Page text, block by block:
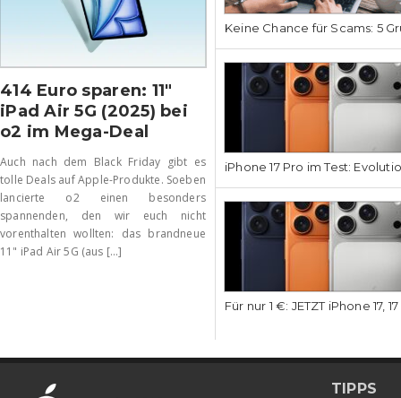
414 Euro sparen: 11″
iPad Air 5G (2025) bei
o2 im Mega-Deal
Auch nach dem Black Friday gibt es
tolle Deals auf Apple-Produkte. Soeben
lancierte o2 einen besonders
spannenden, den wir euch nicht
vorenthalten wollten: das brandneue
11" iPad Air 5G (aus [...]
Keine Chance für Scams: 5
iPhone 17 Pro im Test:
Für nur 1 €: JETZT iPhone 17,
TIPPS